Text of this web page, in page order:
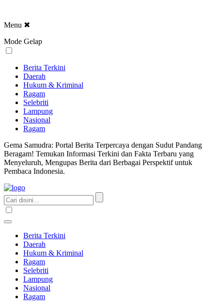
Menu ✖
Mode Gelap
Berita Terkini
Daerah
Hukum & Kriminal
Ragam
Selebriti
Lampung
Nasional
Ragam
Gema Samudra: Portal Berita Terpercaya dengan Sudut Pandang
Beragam! Temukan Informasi Terkini dan Fakta Terbaru yang
Menyeluruh, Mengupas Berita dari Berbagai Perspektif untuk
Pembaca Indonesia.
Berita Terkini
Daerah
Hukum & Kriminal
Ragam
Selebriti
Lampung
Nasional
Ragam